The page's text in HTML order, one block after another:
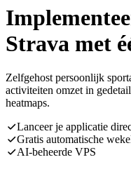
Strava met
Zelfgehost persoonlijk
activiteiten omzet in
heatmaps.
Lanceer je applicatie
Gratis automatische
AI-beheerde VPS